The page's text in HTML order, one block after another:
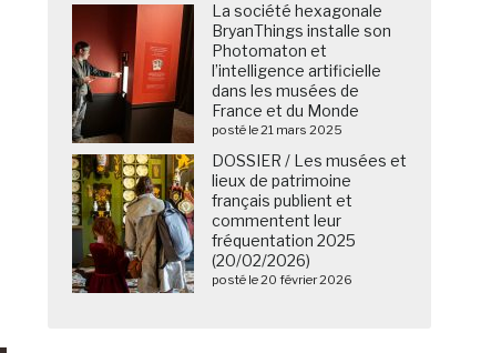
La société hexagonale
BryanThings installe son
Photomaton et
l’intelligence artificielle
dans les musées de
France et du Monde
posté le 21 mars 2025
DOSSIER / Les musées et
lieux de patrimoine
français publient et
commentent leur
fréquentation 2025
(20/02/2026)
posté le 20 février 2026